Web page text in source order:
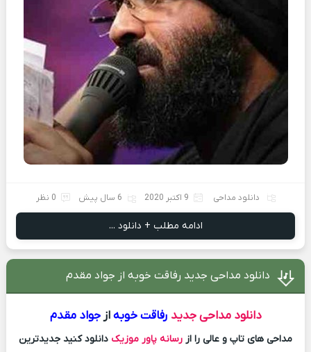
دانلود مداحی 9 اکتبر 2020 6 سال پیش 0 نظر
ادامه مطلب + دانلود ...
دانلود مداحی جدید رفاقت خوبه از جواد مقدم
دانلود مداحی جدید رفاقت خوبهازجواد مقدم
مداحی های تاپ و عالی را از رسانه پاور موزیک دانلود کنید جدیدترین